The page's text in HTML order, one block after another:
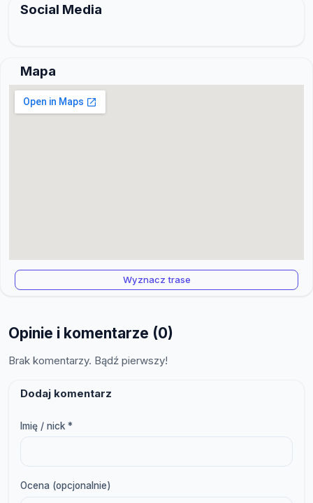
Social Media
Mapa
Wyznacz trase
Opinie i komentarze (0)
Brak komentarzy. Bądź pierwszy!
Dodaj komentarz
Imię / nick *
Ocena (opcjonalnie)